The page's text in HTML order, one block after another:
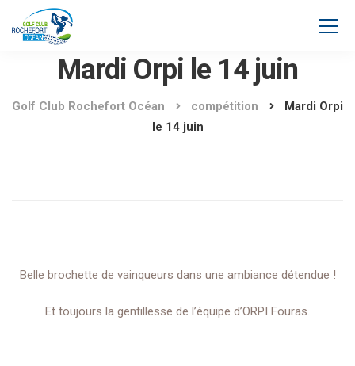
Mardi Orpi le 14 juin
Golf Club Rochefort Océan compétition
Mardi Orpi
le 14 juin
Belle brochette de vainqueurs dans une ambiance détendue !
Et toujours la gentillesse de l’équipe d’ORPI Fouras.